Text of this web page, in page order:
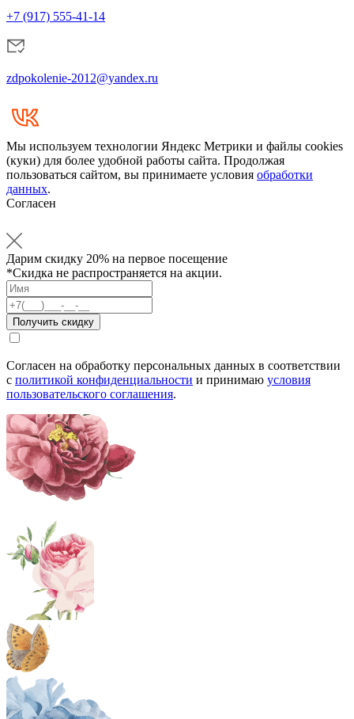
+7 (917) 555-41-14
zdpokolenie-2012@yandex.ru
Мы используем технологии Яндекс Метрики и файлы cookies
(куки) для более удобной работы сайта. Продолжая
пользоваться сайтом, вы принимаете условия обработки
данных.
Согласен
Дарим скидку 20% на первое посещение
*Скидка не распространяется на акции.
Согласен на обработку персональных данных в соответствии
с политикой конфиденциальности и принимаю условия
пользовательского соглашения.